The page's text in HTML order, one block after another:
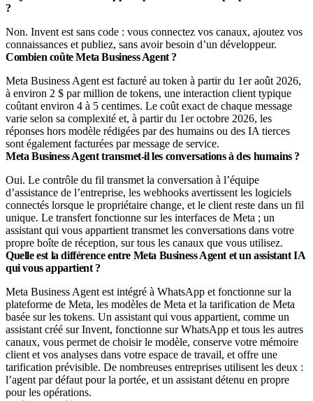
?
Non. Invent est sans code : vous connectez vos canaux, ajoutez vos
connaissances et publiez, sans avoir besoin d’un développeur.
Combien coûte Meta Business Agent ?
Meta Business Agent est facturé au token à partir du 1er août 2026,
à environ 2 $ par million de tokens, une interaction client typique
coûtant environ 4 à 5 centimes. Le coût exact de chaque message
varie selon sa complexité et, à partir du 1er octobre 2026, les
réponses hors modèle rédigées par des humains ou des IA tierces
sont également facturées par message de service.
Meta Business Agent transmet-il les conversations à des humains ?
Oui. Le contrôle du fil transmet la conversation à l’équipe
d’assistance de l’entreprise, les webhooks avertissent les logiciels
connectés lorsque le propriétaire change, et le client reste dans un fil
unique. Le transfert fonctionne sur les interfaces de Meta ; un
assistant qui vous appartient transmet les conversations dans votre
propre boîte de réception, sur tous les canaux que vous utilisez.
Quelle est la différence entre Meta Business Agent et un assistant IA
qui vous appartient ?
Meta Business Agent est intégré à WhatsApp et fonctionne sur la
plateforme de Meta, les modèles de Meta et la tarification de Meta
basée sur les tokens. Un assistant qui vous appartient, comme un
assistant créé sur Invent, fonctionne sur WhatsApp et tous les autres
canaux, vous permet de choisir le modèle, conserve votre mémoire
client et vos analyses dans votre espace de travail, et offre une
tarification prévisible. De nombreuses entreprises utilisent les deux :
l’agent par défaut pour la portée, et un assistant détenu en propre
pour les opérations.